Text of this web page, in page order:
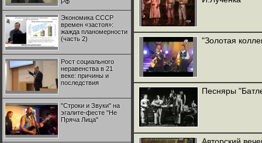
РФ
Экономика СССР
времен «застоя»:
жажда планомерности
(часть 2)
Рост социального
неравенства в 21
веке: причины и
последствия
"Строки и Звуки" на
эгалите-фесте "Не
Пряча Лица"
"Золотая
Песняры